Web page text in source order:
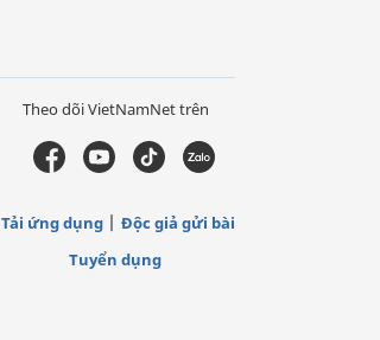
Theo dõi VietNamNet trên
Tải ứng dụng
Độc giả gửi bài
Tuyển dụng